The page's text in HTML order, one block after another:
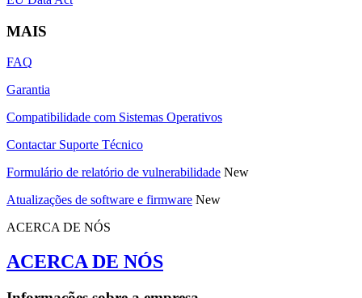
MAIS
FAQ
Garantia
Compatibilidade com Sistemas Operativos
Contactar Suporte Técnico
Formulário de relatório de vulnerabilidade New
Atualizações de software e firmware New
ACERCA DE NÓS
ACERCA DE NÓS